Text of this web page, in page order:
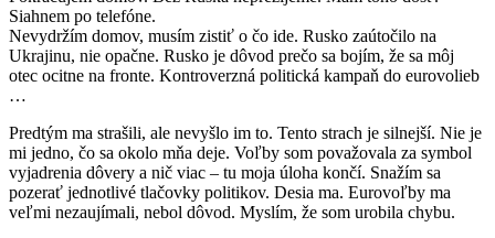
Siahnem po telefóne.
Nevydržím domov, musím zistiť o čo ide. Rusko zaútočilo na
Ukrajinu, nie opačne. Rusko je dôvod prečo sa bojím, že sa môj
otec ocitne na fronte. Kontroverzná politická kampaň do eurovolieb
…
Predtým ma strašili, ale nevyšlo im to. Tento strach je silnejší. Nie je
mi jedno, čo sa okolo mňa deje. Voľby som považovala za symbol
vyjadrenia dôvery a nič viac – tu moja úloha končí. Snažím sa
pozerať jednotlivé tlačovky politikov. Desia ma. Eurovoľby ma
veľmi nezaujímali, nebol dôvod. Myslím, že som urobila chybu.